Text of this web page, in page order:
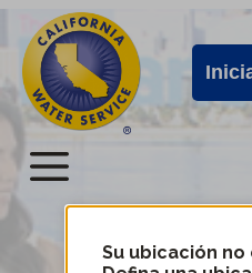
Ir
directamente
contenido
principal
Alertas
de
Cal
Water
Menú
Menú
del
Su ubicación